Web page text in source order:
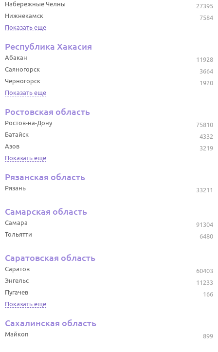
27395
Набережные Челны
7584
Нижнекамск
Показать еще
Республика Хакасия
11928
Абакан
3664
Саяногорск
1920
Черногорск
Показать еще
Ростовская область
75810
Ростов-на-Дону
4332
Батайск
3219
Азов
Показать еще
Рязанская область
33211
Рязань
Самарская область
91304
Самара
6480
Тольятти
Саратовская область
60403
Саратов
11233
Энгельс
166
Пугачев
Показать еще
Сахалинская область
899
Майкоп